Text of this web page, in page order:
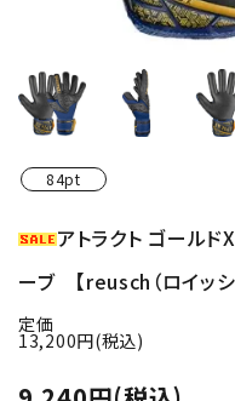
84pt
アトラクト ゴール
ーブ 【reusch（ロイッ
定価
13,200円(税込)